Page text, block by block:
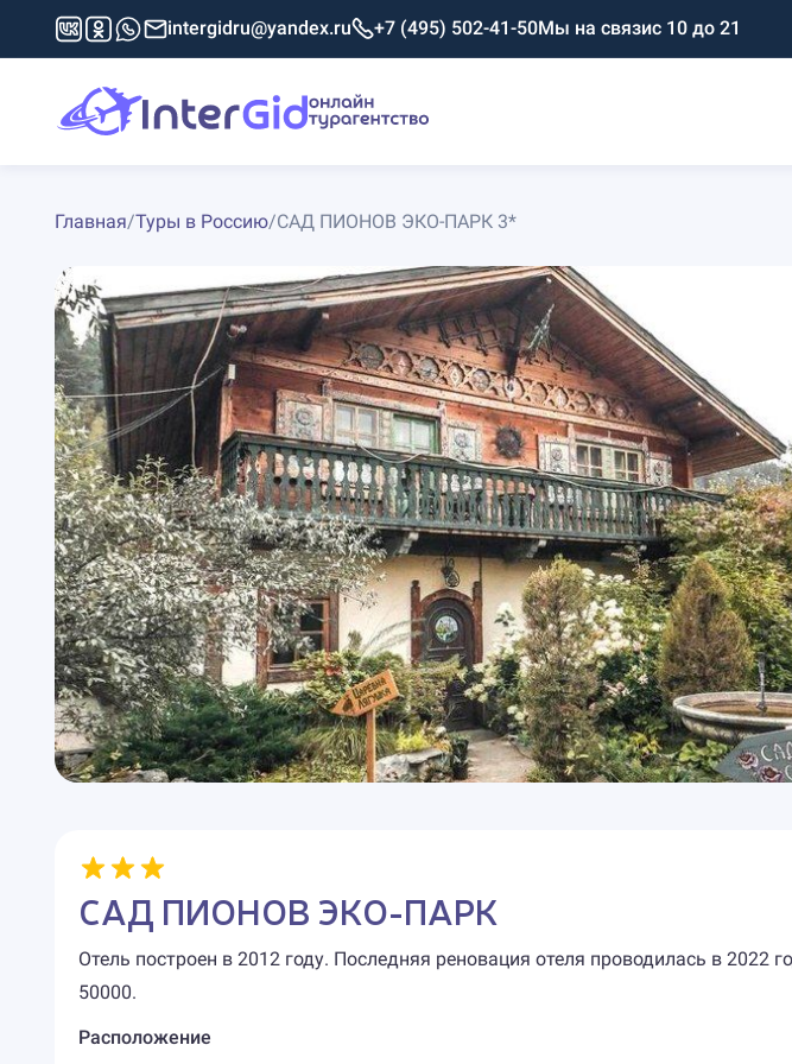
intergidru@yandex.ru +7 (495) 502-41-50Мы на связис 10 до 21
Главная/Туры в Россию/САД ПИОНОВ ЭКО-ПАРК 3*
САД ПИОНОВ ЭКО-ПАРК
Отель построен в 2012 году. Последняя реновация отеля проводилась в 2022
50000.
Расположение